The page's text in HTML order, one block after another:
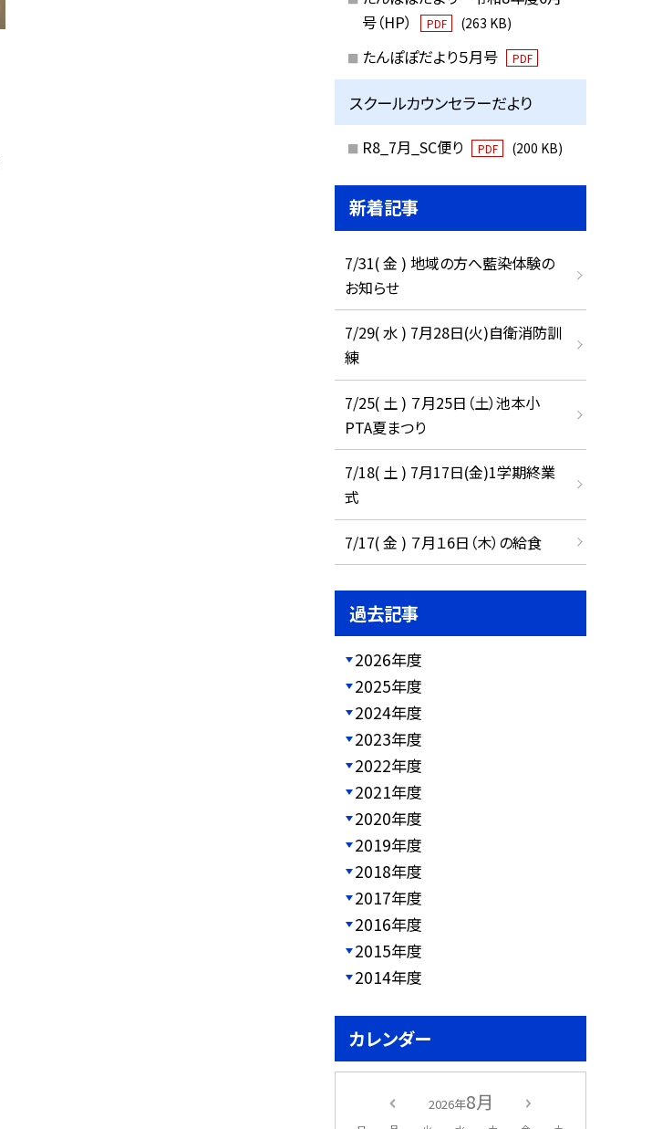
号（HP）
PDF (263 KB)
たんぽぽだより５月号 PDF
スクールカウンセラーだより
R8_7月_SC便り PDF (200 KB)
新着記事
7/31( 金 ) 地域の方へ藍染体験の
お知らせ
7/29( 水 ) 7月28日(火)自衛消防訓
練
7/25( 土 ) ７月25日（土）池本小
PTA夏まつり
7/18( 土 ) 7月17日(金)1学期終業
式
7/17( 金 ) ７月１6日（木）の給食
過去記事
2026年度
2025年度
2024年度
2023年度
2022年度
2021年度
2020年度
2019年度
2018年度
2017年度
2016年度
2015年度
2014年度
カレンダー
2026年8月